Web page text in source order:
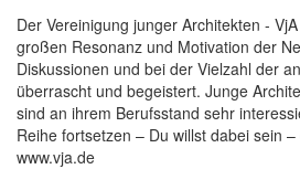
Der Vereinigung junger Architekten -
großen Resonanz und Motivation der
Diskussionen und bei der Vielzahl der
überrascht und begeistert. Junge
sind an ihrem Berufsstand sehr
Reihe fortsetzen – Du willst dabei sein
www.vja.de